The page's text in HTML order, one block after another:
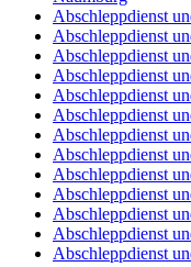
Abschleppdienst
Abschleppdienst
Abschleppdienst
Abschleppdienst
Abschleppdienst
Abschleppdienst
Abschleppdienst
Abschleppdienst
Abschleppdienst
Abschleppdienst
Abschleppdienst
Abschleppdienst
Abschleppdienst